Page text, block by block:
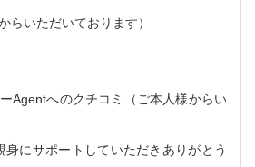
らいただいております）
Agentへのクチコミ（ご本人様からい
身にサポートしていただきありがとう